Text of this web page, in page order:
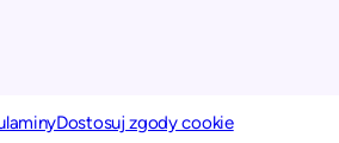
Dostosuj zgody cookie